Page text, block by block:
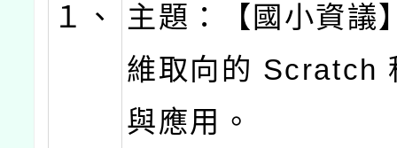
１、
主題：【國小資議
維取向的 Scratch
與應用。